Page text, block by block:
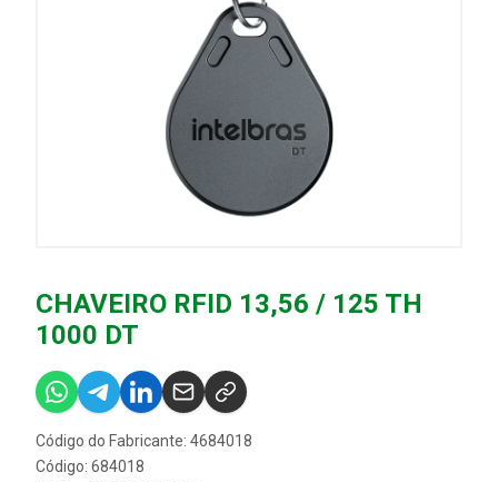
CHAVEIRO RFID 13,56 / 125 TH
1000 DT
Código do Fabricante: 4684018
Código: 684018